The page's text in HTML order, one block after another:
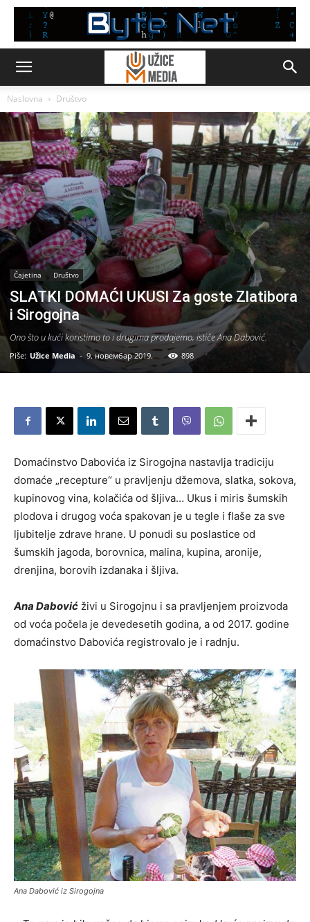
Naslovna Društvo
Čajetina Društvo
SLATKI DOMAĆI UKUSI Za goste Zlatibora
i Sirogojna
Ono što u kući koristimo to i drugima prodajemo, ističe Ana Dabović.
Piše: Užice Media - 9. новембар 2019. 898
Domaćinstvo Dabovića iz Sirogojna nastavlja tradiciju
domaće „recepture“ u pravljenju džemova, slatka, sokova,
kupinovog vina, kolačića od šljiva… Ukus i miris šumskih
plodova i drugog voća spakovan je u tegle i flaše za sve
ljubitelje zdrave hrane. U ponudi su poslastice od
šumskih jagoda, borovnica, malina, kupina, aronije,
drenjina, borovih izdanaka i šljiva.
Ana Dabović živi u Sirogojnu i sa pravljenjem proizvoda
od voća počela je devedesetih godina, a od 2017. godine
domaćinstvo Dabovića registrovalo je i radnju.
Ana Dabović iz Sirogojna